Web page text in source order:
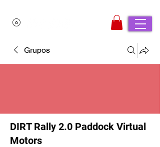
Grupos
DIRT Rally 2.0 Paddock Virtual
Motors